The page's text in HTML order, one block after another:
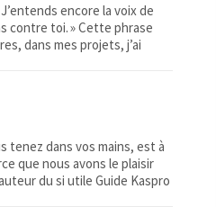
encore la voix de
contre toi. » Cette phrase
dans mes projets, j’ai
tenez dans vos mains, est à
que nous avons le plaisir
du si utile Guide Kaspro